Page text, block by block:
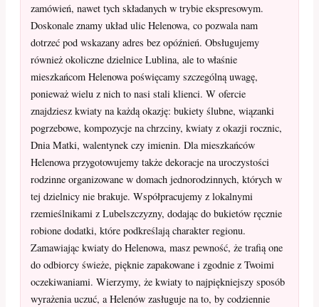
zamówień, nawet tych składanych w trybie ekspresowym.
Doskonale znamy układ ulic Helenowa, co pozwala nam
dotrzeć pod wskazany adres bez opóźnień. Obsługujemy
również okoliczne dzielnice Lublina, ale to właśnie
mieszkańcom Helenowa poświęcamy szczególną uwagę,
ponieważ wielu z nich to nasi stali klienci. W ofercie
znajdziesz kwiaty na każdą okazję: bukiety ślubne, wiązanki
pogrzebowe, kompozycje na chrzciny, kwiaty z okazji rocznic,
Dnia Matki, walentynek czy imienin. Dla mieszkańców
Helenowa przygotowujemy także dekoracje na uroczystości
rodzinne organizowane w domach jednorodzinnych, których w
tej dzielnicy nie brakuje. Współpracujemy z lokalnymi
rzemieślnikami z Lubelszczyzny, dodając do bukietów ręcznie
robione dodatki, które podkreślają charakter regionu.
Zamawiając kwiaty do Helenowa, masz pewność, że trafią one
do odbiorcy świeże, pięknie zapakowane i zgodnie z Twoimi
oczekiwaniami. Wierzymy, że kwiaty to najpiękniejszy sposób
wyrażenia uczuć, a Helenów zasługuje na to, by codziennie